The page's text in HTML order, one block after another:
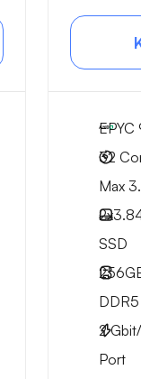
32
Max
2x
SSD
DDR5
2
Port